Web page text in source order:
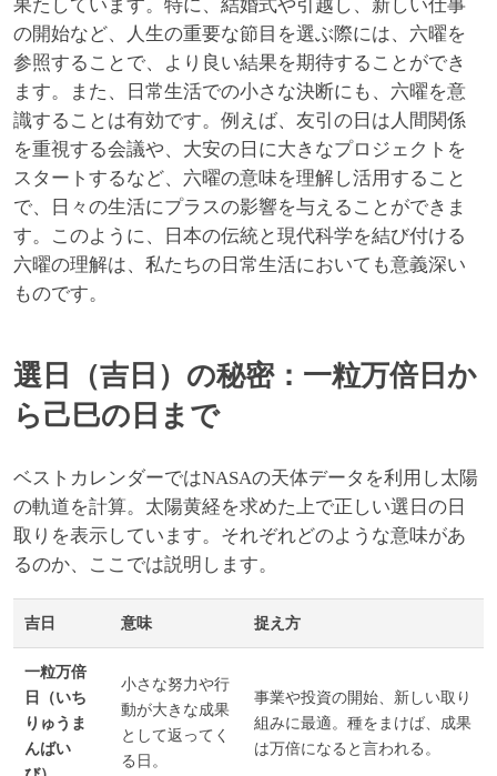
果たしています。特に、結婚式や引越し、新しい仕事
の開始など、人生の重要な節目を選ぶ際には、六曜を
参照することで、より良い結果を期待することができ
ます。また、日常生活での小さな決断にも、六曜を意
識することは有効です。例えば、友引の日は人間関係
を重視する会議や、大安の日に大きなプロジェクトを
スタートするなど、六曜の意味を理解し活用すること
で、日々の生活にプラスの影響を与えることができま
す。このように、日本の伝統と現代科学を結び付ける
六曜の理解は、私たちの日常生活においても意義深い
ものです。
選日（吉日）の秘密：一粒万倍日か
ら己巳の日まで
ベストカレンダーではNASAの天体データを利用し太陽
の軌道を計算。太陽黄経を求めた上で正しい選日の日
取りを表示しています。それぞれどのような意味があ
るのか、ここでは説明します。
吉日 意味 捉え方
一粒万倍
日（いち
りゅうま
んばい
小さな努力や行
動が大きな成果
として返ってく
る日。
事業や投資の開始、新しい取り
組みに最適。種をまけば、成果
は万倍になると言われる。